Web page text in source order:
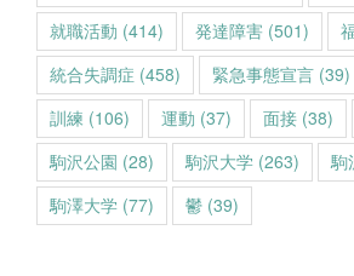
就職活動 (414) 発達障害 (501)
統合失調症 (458) 緊急事態宣言 (39)
訓練 (106) 運動 (37) 面接 (38)
駒沢公園 (28) 駒沢大学 (263) 駒
駒澤大学 (77) 鬱 (39)